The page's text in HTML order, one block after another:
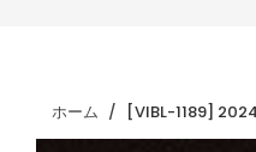
ホーム [VIBL-1189] 2024